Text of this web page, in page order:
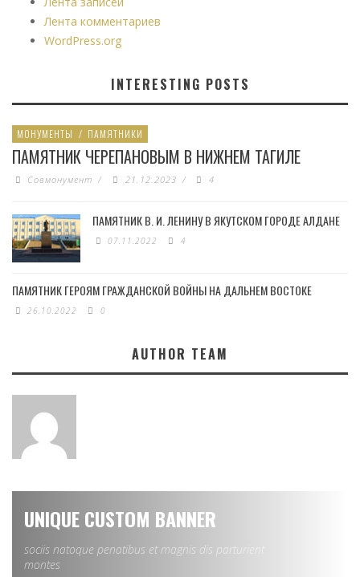
Лента комментариев
WordPress.org
INTERESTING POSTS
МОНУМЕНТЫ / ПАМЯТНИКИ
ПАМЯТНИК ЧЕРЕПАНОВЫМ В НИЖНЕМ ТАГИЛЕ
Совмонумент / 21.12.2023 / 4
ПАМЯТНИК В. И. ЛЕНИНУ В ЯКУТСКОМ ГОРОДЕ АЛДАНЕ
07.11.2022 4
ПАМЯТНИК ГЕРОЯМ ГРАЖДАНСКОЙ ВОЙНЫ НА ДАЛЬНЕМ ВОСТОКЕ
26.10.2022 0
AUTHOR TEAM
UNIQUE CUSTOM BANNER
sociis natoque penatibus et magnis dis parturient
montes